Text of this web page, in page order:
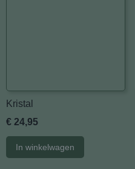
Kristal
€ 24,95
In winkelwagen